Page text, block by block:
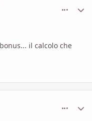
il calcolo che